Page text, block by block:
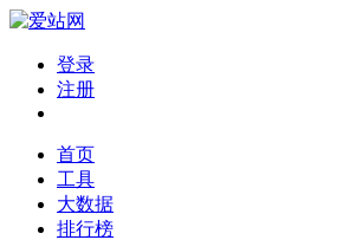
登录
注册
首页
工具
大数据
排行榜